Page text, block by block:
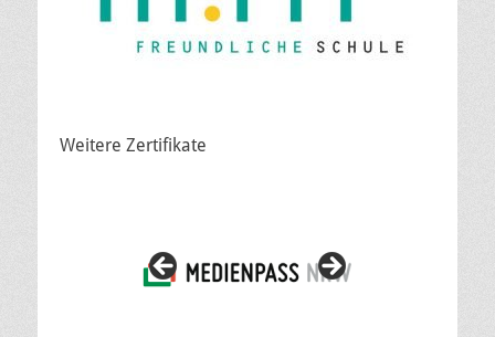
Weitere Zertifikate